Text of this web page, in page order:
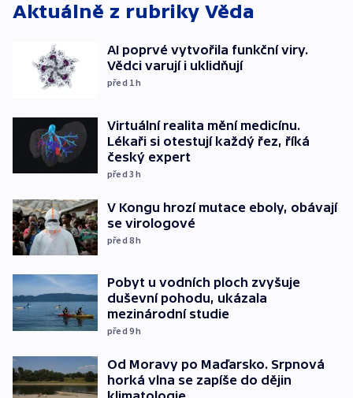
Aktuálně z rubriky Věda
AI poprvé vytvořila funkční viry.
Vědci varují i uklidňují
před 1h
Virtuální realita mění medicínu.
Lékaři si otestují každý řez, říká
český expert
před 3h
V Kongu hrozí mutace eboly, obávají
se virologové
před 8h
Pobyt u vodních ploch zvyšuje
duševní pohodu, ukázala
mezinárodní studie
před 9h
Od Moravy po Maďarsko. Srpnová
horká vlna se zapíše do dějin